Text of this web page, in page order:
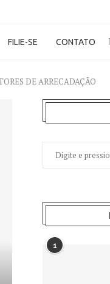
FILIE-SE CONTATO
DE ARRECADAÇÃO
1